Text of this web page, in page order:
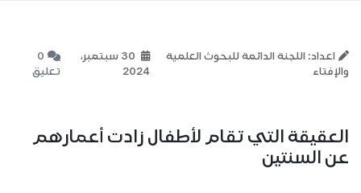
اعداد: اللجنة الدائمة للبحوث العلمية
والإفتاء
30 سبتمبر،
2024
0
تعليق
العقيقة التي تقام لأطفال زادت أعمارهم
عن السنتين